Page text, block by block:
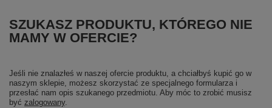
SZUKASZ PRODUKTU, KTÓREGO NIE
MAMY W OFERCIE?
Jeśli nie znalazłeś w naszej ofercie produktu, a chciałbyś kupić go w
naszym sklepie, możesz skorzystać ze specjalnego formularza i
przesłać nam opis szukanego przedmiotu. Aby móc to zrobić musisz
być zalogowany.